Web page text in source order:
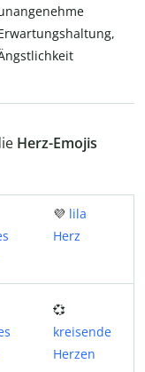
Herz-Emojis
💜 lila
Herz
💞
kreisende
Herzen